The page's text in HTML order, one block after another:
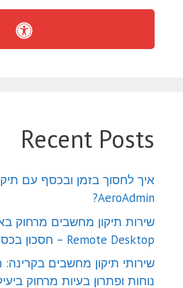
Recent Posts
איך לחסוך בזמן ובכסף עם
AeroAdmin?
Remote Desktop – חסכון בכסף, נוחות ויעילות
שירותי תיקון מחשבים בקרינה:
נוחות ופתרון בעיות מרחוק